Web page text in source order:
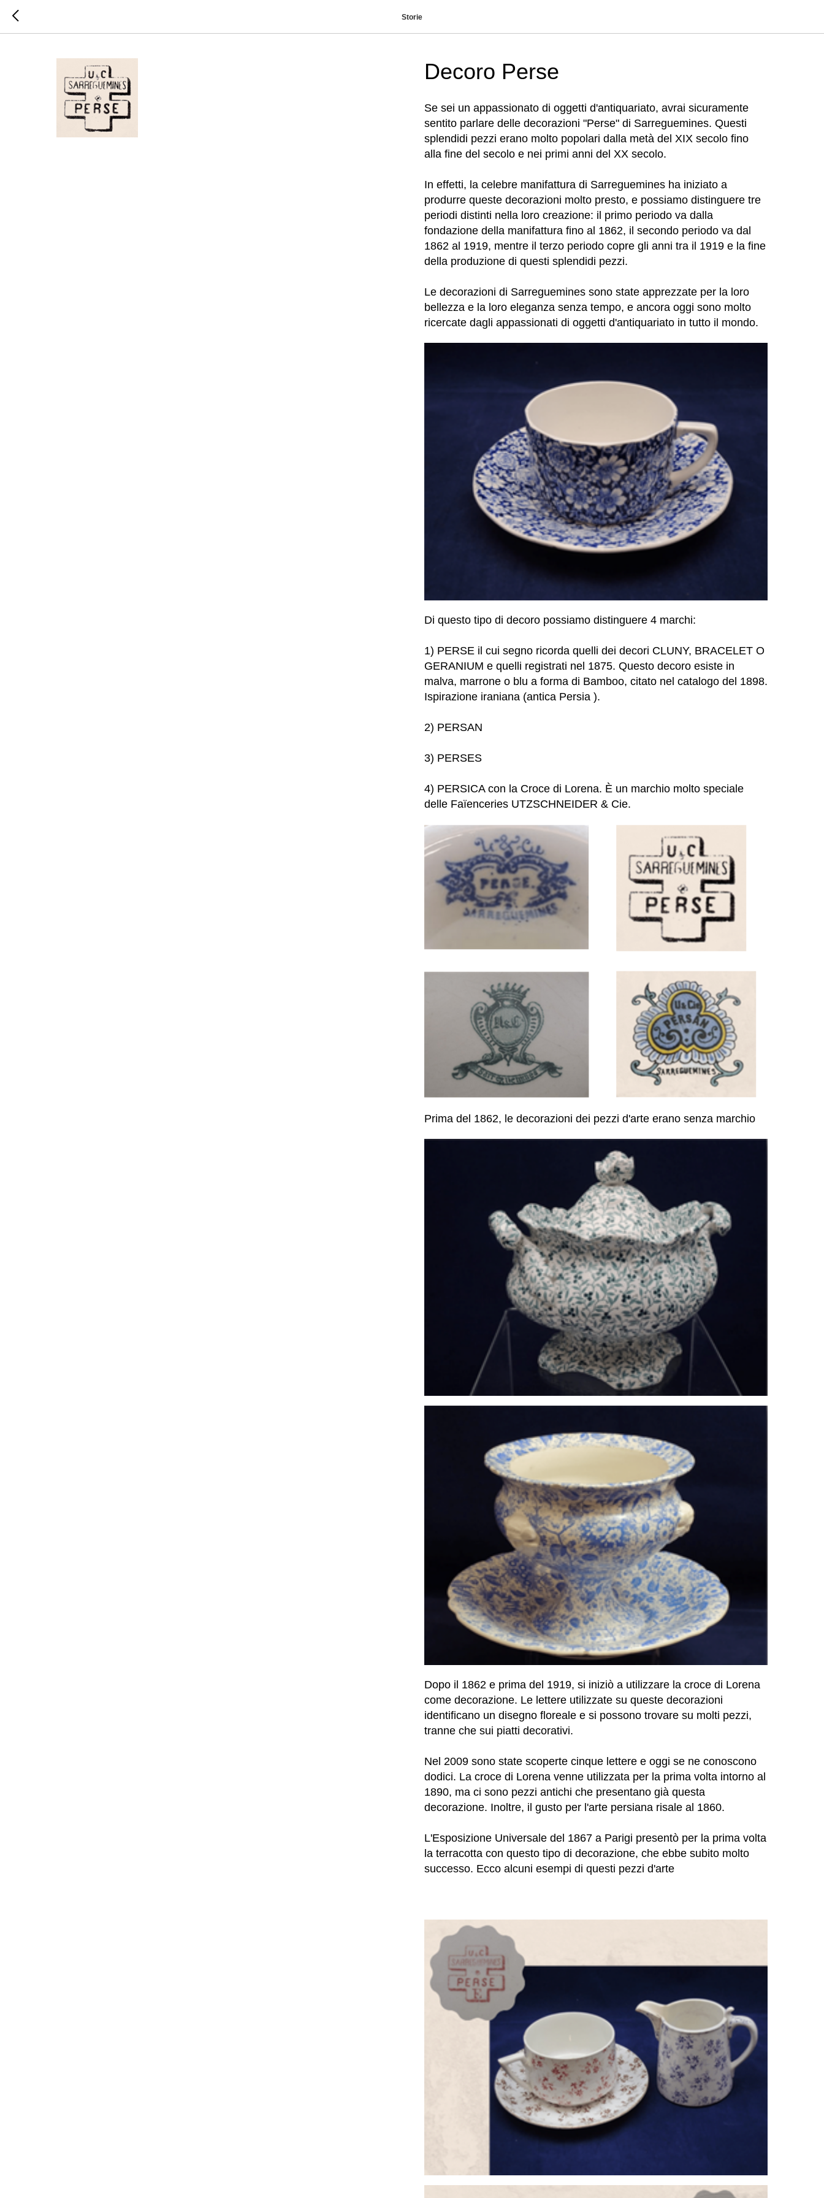
Storie
Decoro Perse
Se sei un appassionato di oggetti d'antiquariato, avrai sicuramente
sentito parlare delle decorazioni "Perse" di Sarreguemines. Questi
splendidi pezzi erano molto popolari dalla metà del XIX secolo fino
alla fine del secolo e nei primi anni del XX secolo.
In effetti, la celebre manifattura di Sarreguemines ha iniziato a
produrre queste decorazioni molto presto, e possiamo distinguere tre
periodi distinti nella loro creazione: il primo periodo va dalla
fondazione della manifattura fino al 1862, il secondo periodo va dal
1862 al 1919, mentre il terzo periodo copre gli anni tra il 1919 e la fine
della produzione di questi splendidi pezzi.
Le decorazioni di Sarreguemines sono state apprezzate per la loro
bellezza e la loro eleganza senza tempo, e ancora oggi sono molto
ricercate dagli appassionati di oggetti d'antiquariato in tutto il mondo.
Di questo tipo di decoro possiamo distinguere 4 marchi:
1) PERSE il cui segno ricorda quelli dei decori CLUNY, BRACELET O
GERANIUM e quelli registrati nel 1875. Questo decoro esiste in
malva, marrone o blu a forma di Bamboo, citato nel catalogo del 1898.
Ispirazione iraniana (antica Persia ).
2) PERSAN
3) PERSES
4) PERSICA con la Croce di Lorena. È un marchio molto speciale
delle Faïenceries UTZSCHNEIDER & Cie.
Prima del 1862, le decorazioni dei pezzi d'arte erano senza marchio
Dopo il 1862 e prima del 1919, si iniziò a utilizzare la croce di Lorena
come decorazione. Le lettere utilizzate su queste decorazioni
identificano un disegno floreale e si possono trovare su molti pezzi,
tranne che sui piatti decorativi.
Nel 2009 sono state scoperte cinque lettere e oggi se ne conoscono
dodici. La croce di Lorena venne utilizzata per la prima volta intorno al
1890, ma ci sono pezzi antichi che presentano già questa
decorazione. Inoltre, il gusto per l'arte persiana risale al 1860.
L'Esposizione Universale del 1867 a Parigi presentò per la prima volta
la terracotta con questo tipo di decorazione, che ebbe subito molto
successo. Ecco alcuni esempi di questi pezzi d'arte